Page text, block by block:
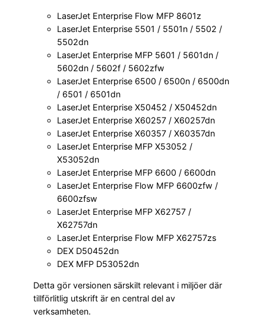
LaserJet Enterprise Flow MFP 8601z
LaserJet Enterprise 5501 / 5501n / 5502 /
5502dn
LaserJet Enterprise MFP 5601 / 5601dn /
5602dn / 5602f / 5602zfw
LaserJet Enterprise 6500 / 6500n / 6500dn
/ 6501 / 6501dn
LaserJet Enterprise X50452 / X50452dn
LaserJet Enterprise X60257 / X60257dn
LaserJet Enterprise X60357 / X60357dn
LaserJet Enterprise MFP X53052 /
X53052dn
LaserJet Enterprise MFP 6600 / 6600dn
LaserJet Enterprise Flow MFP 6600zfw /
6600zfsw
LaserJet Enterprise MFP X62757 /
X62757dn
LaserJet Enterprise Flow MFP X62757zs
DEX D50452dn
DEX MFP D53052dn
Detta gör versionen särskilt relevant i miljöer där
tillförlitlig utskrift är en central del av
verksamheten.